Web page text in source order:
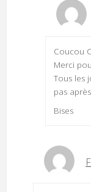
Coucou
Merci
Tous les
pas
Bises